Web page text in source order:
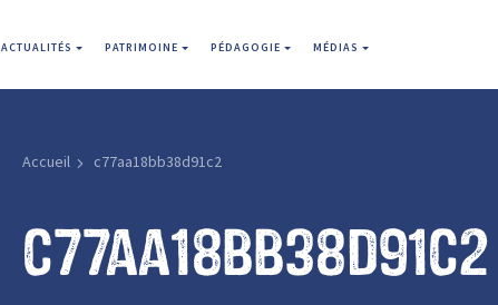
ACTUALITÉS PATRIMOINE PÉDAGOGIE MÉDIAS
Accueil c77aa18bb38d91c2
c77aa18bb38d91c2